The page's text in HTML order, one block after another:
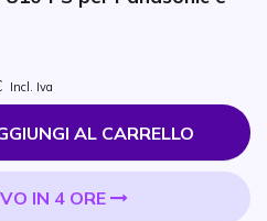
Incl. Iva
AL CARRELLO
IN 4 ORE